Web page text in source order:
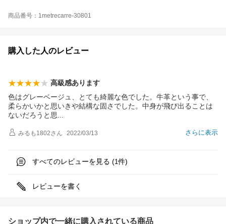
商品番号：1metrecarre-30801
購入した人のレビュー
高級感あります
色はグレーベージュ、とても綺麗な色でした。牛革という事で、
柔らかいかと思いきや結構な固さでした。中身が飛び出ることは
ないだろうと 思
さらに表示
みるも1802さん 2022/03/13
すべてのレビューを見る (1件)
レビューを書く
ショップ内で一緒に購入されている商品